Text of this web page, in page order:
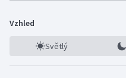
Vzhled
Světlý